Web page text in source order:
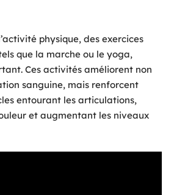
physique, des exercices
que la marche ou le yoga,
Ces activités améliorent non
sanguine, mais renforcent
entourant les articulations,
et augmentant les niveaux